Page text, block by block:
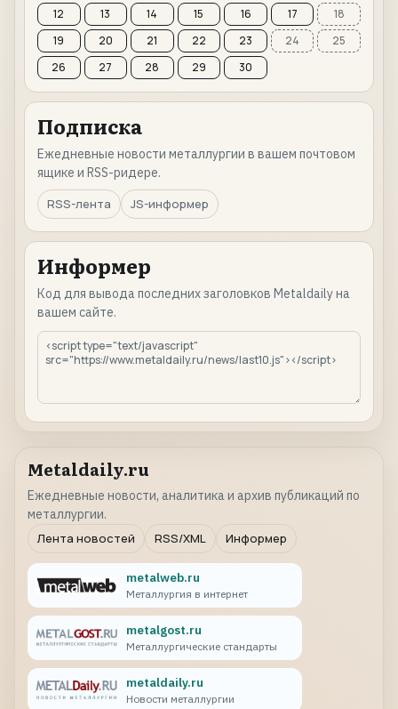
12
13 14 15 16 17
18
19
20 21 22 23 24
25
26
27 28 29 30
Подписка
Ежедневные новости металлургии в вашем почтовом
ящике и RSS-ридере.
RSS-лента
JS-информер
Информер
Код для вывода последних заголовков Metaldaily на
вашем сайте.
Metaldaily.ru
Ежедневные новости, аналитика и архив публикаций по
металлургии.
Лента новостей
RSS/XML Информер
metalweb.ru
Металлургия в интернет
metalgost.ru
Металлургические стандарты
metaldaily.ru
Новости металлургии